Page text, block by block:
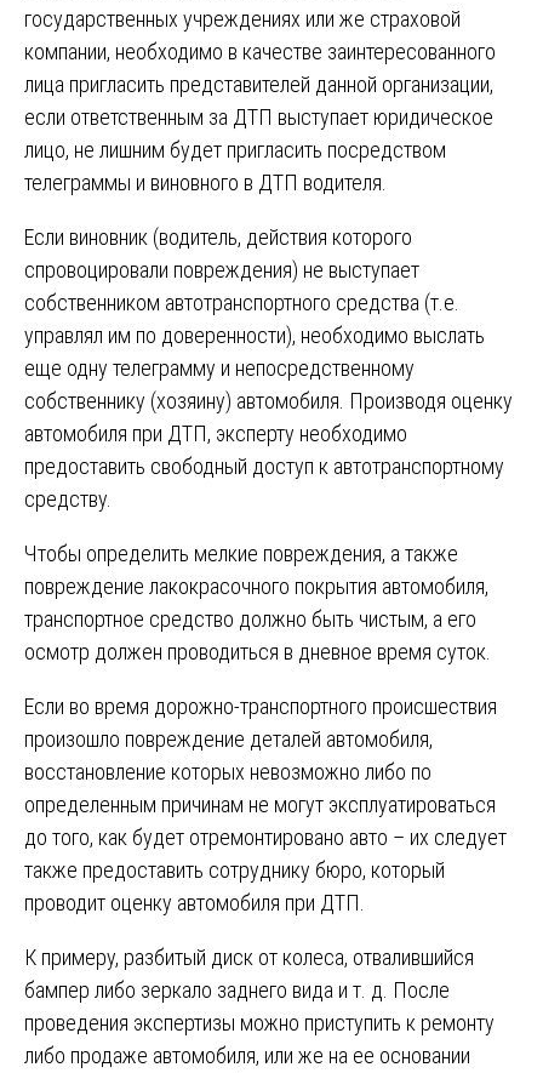
государственных учреждениях или же страховой
компании, необходимо в качестве заинтересованного
лица пригласить представителей данной организации,
если ответственным за ДТП выступает юридическое
лицо, не лишним будет пригласить посредством
телеграммы и виновного в ДТП водителя.
Если виновник (водитель, действия которого
спровоцировали повреждения) не выступает
собственником автотранспортного средства (т.е.
управлял им по доверенности), необходимо выслать
еще одну телеграмму и непосредственному
собственнику (хозяину) автомобиля. Производя оценку
автомобиля при ДТП, эксперту необходимо
предоставить свободный доступ к автотранспортному
средству.
Чтобы определить мелкие повреждения, а также
повреждение лакокрасочного покрытия автомобиля,
транспортное средство должно быть чистым, а его
осмотр должен проводиться в дневное время суток.
Если во время дорожно-транспортного происшествия
произошло повреждение деталей автомобиля,
восстановление которых невозможно либо по
определенным причинам не могут эксплуатироваться
до того, как будет отремонтировано авто – их следует
также предоставить сотруднику бюро, который
проводит оценку автомобиля при ДТП.
К примеру, разбитый диск от колеса, отвалившийся
бампер либо зеркало заднего вида и т. д. После
проведения экспертизы можно приступить к ремонту
либо продаже автомобиля, или же на ее основании